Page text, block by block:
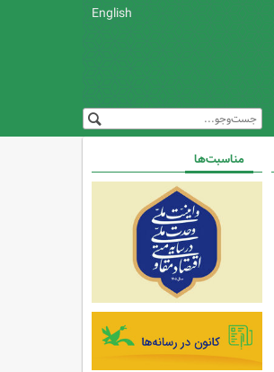
English
مناسبت‌ها